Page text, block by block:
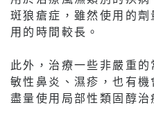
斑狼瘡症，雖然使用的
用的時間較長。
此外，治療一些非嚴重
敏性鼻炎、濕疹，也有
盡量使用局部性類固醇治